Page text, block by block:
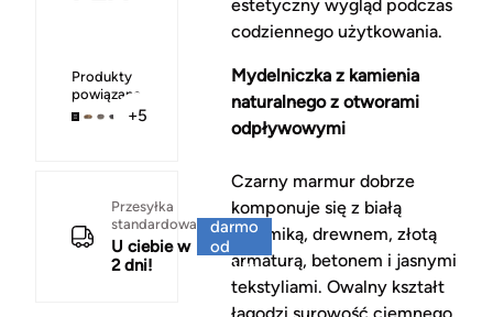
Produkty
powiązane
+5
Przesyłka
standardowa
U ciebie w
2 dni!
darmo
od
150 zł
estetyczny wygląd podczas
codziennego użytkowania.
Mydelniczka z kamienia
naturalnego z otworami
odpływowymi
Czarny marmur dobrze
komponuje się z białą
ceramiką, drewnem, złotą
armaturą, betonem i jasnymi
tekstyliami. Owalny kształt